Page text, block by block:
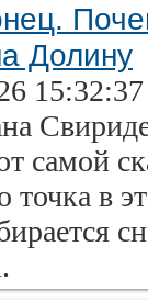
Долину
самой
в